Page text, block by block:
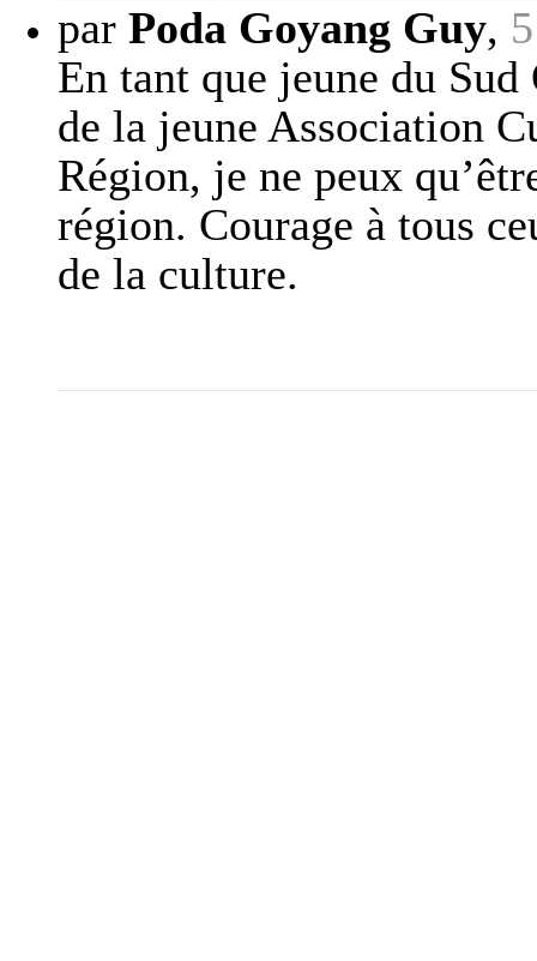
par Poda Goyang Guy,
En tant que jeune du
de la jeune Association
Région, je ne peux
région. Courage à tous
de la culture.